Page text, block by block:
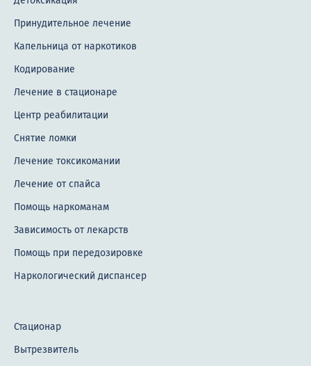
Принудительное лечение
Капельница от наркотиков
Кодирование
Лечение в стационаре
Центр реабилитации
Снятие ломки
Лечение токсикомании
Лечение от спайса
Помощь наркоманам
Зависимость от лекарств
Помощь при передозировке
Наркологический диспансер
Стационар
Вытрезвитель